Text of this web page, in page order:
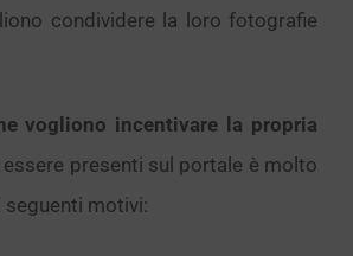
condividere la loro fotografie
vogliono incentivare la propria
essere presenti sul portale è molto
motivi: